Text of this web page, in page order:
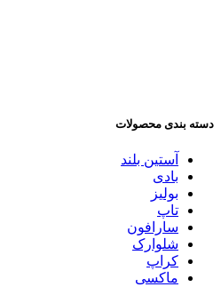
دسته بندی محصولات
آستین بلند
بادی
بولیز
تاپ
سارافون
شلوارک
کراپ
ماکسی